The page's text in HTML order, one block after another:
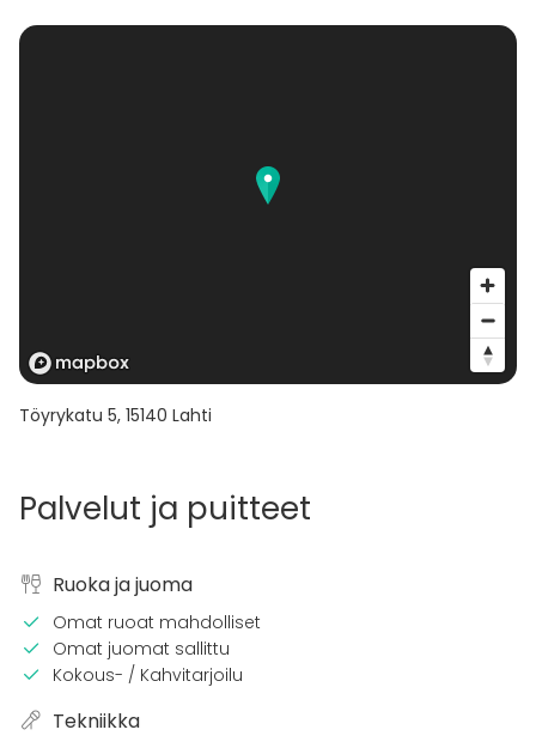
Töyrykatu 5, 15140 Lahti
Palvelut ja puitteet
Ruoka ja juoma
Omat ruoat mahdolliset
Omat juomat sallittu
Kokous- / Kahvitarjoilu
Tekniikka